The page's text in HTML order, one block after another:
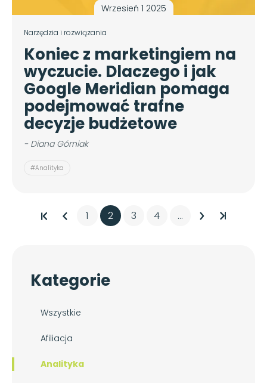
Kategorie
Wszystkie
Afiliacja
Analityka
Wrzesień 1 2025
Narzędzia i rozwiązania
Koniec z marketingiem na
wyczucie. Dlaczego i jak
Google Meridian pomaga
podejmować trafne
decyzje budżetowe
- Diana Górniak
#Analityka
1 2 3 4 ...